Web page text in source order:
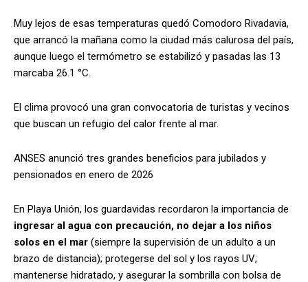
Muy lejos de esas temperaturas quedó Comodoro Rivadavia,
que arrancó la mañana como la ciudad más calurosa del país,
aunque luego el termómetro se estabilizó y pasadas las 13
marcaba 26.1 °C.
El clima provocó una gran convocatoria de turistas y vecinos
que buscan un refugio del calor frente al mar.
ANSES anunció tres grandes beneficios para jubilados y
pensionados en enero de 2026
En Playa Unión, los guardavidas recordaron la importancia de
ingresar al agua con precaución, no dejar a los niños
solos en el mar (siempre la supervisión de un adulto a un
brazo de distancia); protegerse del sol y los rayos UV;
mantenerse hidratado, y asegurar la sombrilla con bolsa de